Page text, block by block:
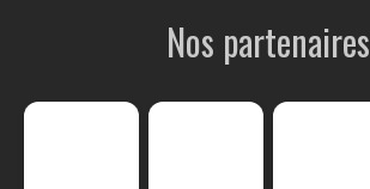
Nos partenaires